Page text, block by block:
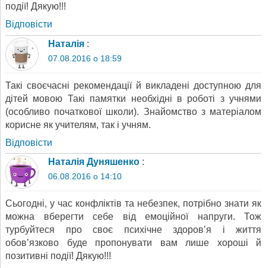
події! Дякую!!!
Відповіcти
Наталія :
07.08.2016 о 18:59
Такі своєчасні рекомендації й викладені доступною для
дітей мовою Такі памятки необхідні в роботі з учнями
(особливо початкової школи). Знайомство з матеріалом
корисне як учителям, так і учням.
Відповіcти
Наталія Дуняшенко :
06.08.2016 о 14:10
Сьогодні, у час конфліктів та небезпек, потрібно знати як
можна вберегти себе від емоційної напруги. Тож
турбуйтеся про своє психічне здоров’я і життя
обов’язково буде пропонувати вам лише хороші й
позитивні події! Дякую!!!